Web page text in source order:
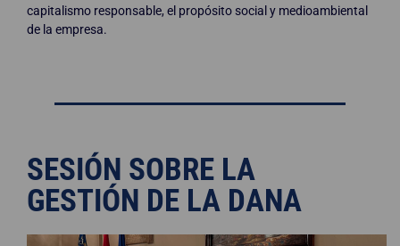
capitalismo responsable, el propósito social y medioambiental
de la empresa.
SESIÓN SOBRE LA
GESTIÓN DE LA DANA